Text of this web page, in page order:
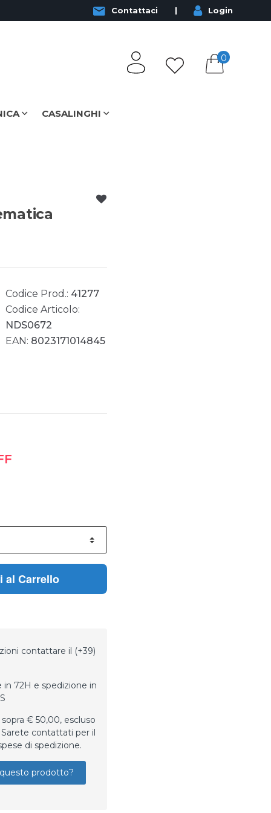
Contattaci Login
0
CASALINGHI
Codice Prod.: 41277
Codice Articolo:
NDS0672
EAN: 8023171014845
Carrello
contattare il (+39)
72H e spedizione in
€ 50,00, escluso
contattati per il
di spedizione.
prodotto?